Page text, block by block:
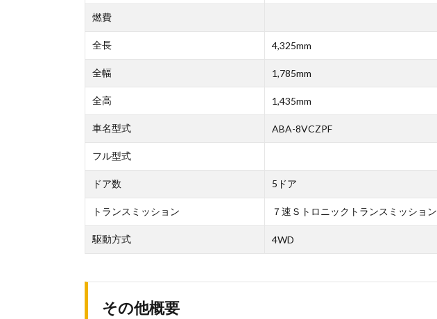
燃費
全長 4,325mm
全幅 1,785mm
全高 1,435mm
車名型式 ABA-8VCZPF
フル型式
ドア数 5ドア
トランスミッション ７速Ｓトロニックトランスミッション
駆動方式 4WD
その他概要